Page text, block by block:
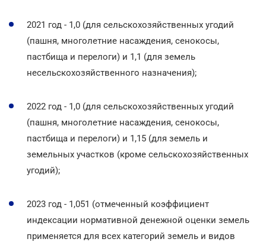
2021 год - 1,0 (для сельскохозяйственных угодий
(пашня, многолетние насаждения, сенокосы,
пастбища и перелоги) и 1,1 (для земель
несельскохозяйственного назначения);
2022 год - 1,0 (для сельскохозяйственных угодий
(пашня, многолетние насаждения, сенокосы,
пастбища и перелоги) и 1,15 (для земель и
земельных участков (кроме сельскохозяйственных
угодий);
2023 год - 1,051 (отмеченный коэффициент
индексации нормативной денежной оценки земель
применяется для всех категорий земель и видов